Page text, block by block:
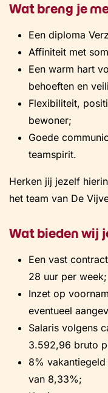
Wat breng je
Een diploma
Affiniteit met
Een warm hart
behoeften en
Flexibiliteit,
bewoner;
Goede
teamspirit.
Herken jij jezelf
het team van De
Wat bieden wij
Een vast
28 uur per week;
Inzet op
eventueel
Salaris volgens
3.592,96 bruto
8%
van 8,33%;